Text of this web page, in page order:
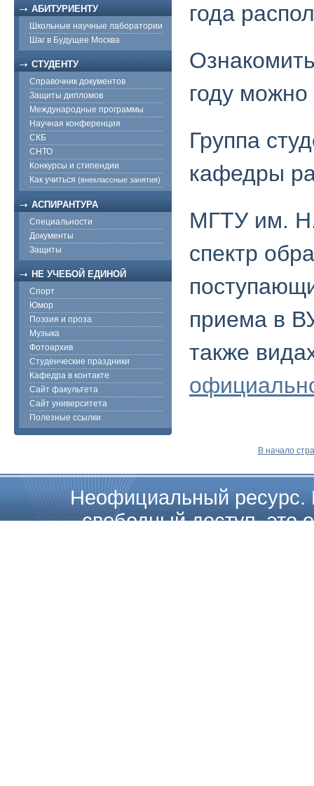
АБИТУРИЕНТУ
Школьные научные лаборатории
Шаг в Будущее Москва
СТУДЕНТУ
Справочник документов
Защиты дипломов
Международные программы
Научная конференция
СКБ
СНТО
Конкурсы и стипендии
Как учиться (внеклассные занятия)
АСПИРАНТУРА
Специальности
Документы
Защиты
НЕ УЧЕБОЙ ЕДИНОЙ
Спорт
Юмор
Поэзия и проза
Музыка
Фотоархив
Студенческие праздники
Кафедра в контакте
Сайт факультета
Сайт университета
Полезные ссылки
года
году можно
Группа
кафедры
МГТУ им.
спектр
приема в
также
В начало
Неофициальный ресурс.
свободный доступ, это